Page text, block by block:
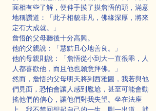
面相有些了解，便伸手摸了摸詹悟的頭，滿意
地稱讚道：「此子相貌非凡，佛緣深厚，將來
定有大成就。」
詹悟的父母聽後十分高興。
他的父親說：「慧黠且心地善良。」
他的母親則說：「詹悟從小到大一直很乖，人
人都喜歡他，而且他也願意拜佛。」
然而，詹悟的父母明天將到西雅圖，我若與他
們見面，恐怕會讓人感到尷尬，甚至可能會動
搖他們的信心，讓他們對我失望。坐在法座